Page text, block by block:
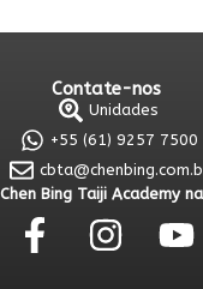
Contate-nos
Unidades
+55 (61) 9257 7500
Bing Taiji Academy